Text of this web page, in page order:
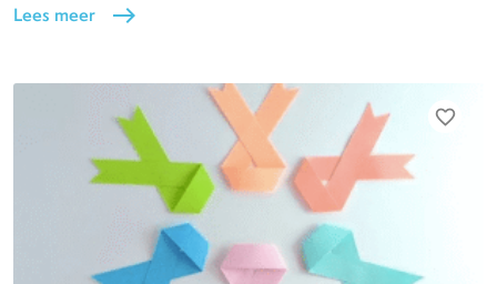
Lees meer east
favorite_border